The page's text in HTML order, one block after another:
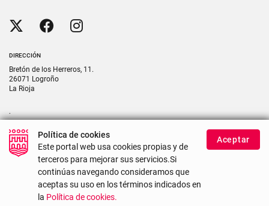
DIRECCIÓN
Bretón de los Herreros, 11.
26071 Logroño
La Rioja
.
CONTACTO
Contacte con nosotros si necesita más información
Mapa del sitio Accesibilidad Uso de cookies
Política de cookies
Este portal web usa cookies propias y de
terceros para mejorar sus servicios.Si
continúas navegando consideramos que
aceptas su uso en los términos indicados en
la Política de cookies.
Aceptar